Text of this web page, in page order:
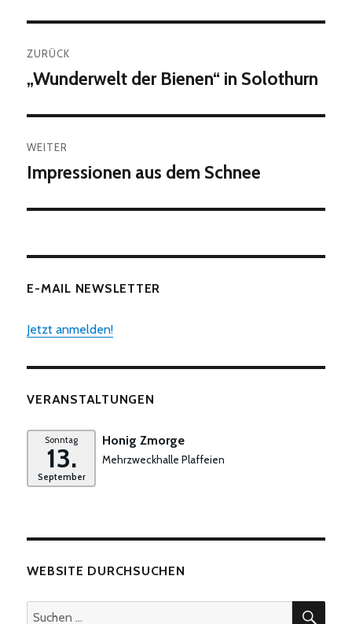
ZURÜCK
Vorheriger
„Wunderwelt der Bienen“ in Solothurn
WEITER
Nächster
Impressionen aus dem Schnee
E-MAIL NEWSLETTER
Jetzt anmelden!
VERANSTALTUNGEN
Sonntag
13.
September
Honig Zmorge
Mehrzweckhalle Plaffeien
WEBSITE DURCHSUCHEN
Suchen